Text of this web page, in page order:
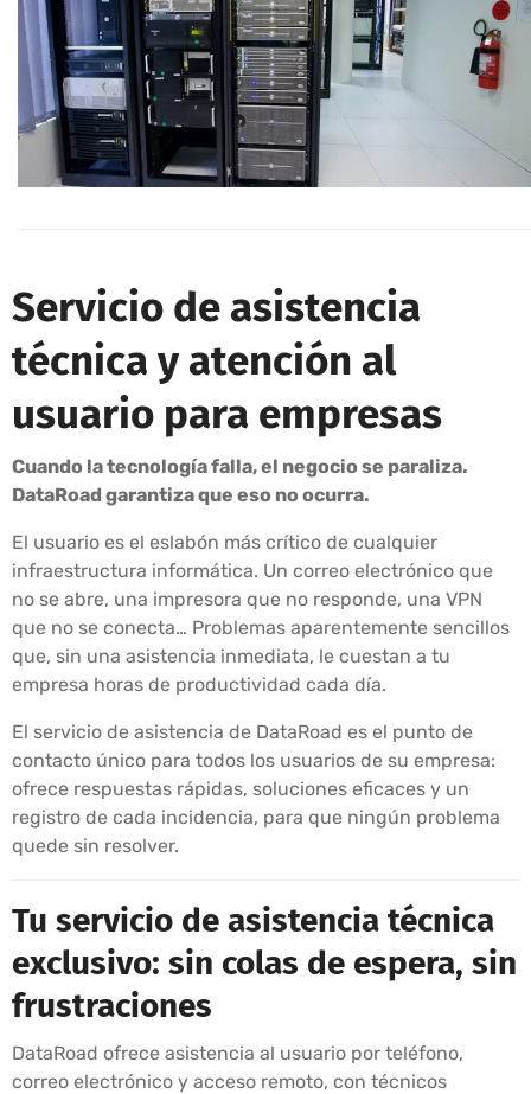
Servicio de asistencia
técnica y atención al
usuario para empresas
Cuando la tecnología falla, el negocio se paraliza.
DataRoad garantiza que eso no ocurra.
El usuario es el eslabón más crítico de cualquier
infraestructura informática. Un correo electrónico que
no se abre, una impresora que no responde, una VPN
que no se conecta… Problemas aparentemente sencillos
que, sin una asistencia inmediata, le cuestan a tu
empresa horas de productividad cada día.
El servicio de asistencia de DataRoad es el punto de
contacto único para todos los usuarios de su empresa:
ofrece respuestas rápidas, soluciones eficaces y un
registro de cada incidencia, para que ningún problema
quede sin resolver.
Tu servicio de asistencia técnica
exclusivo: sin colas de espera, sin
frustraciones
DataRoad ofrece asistencia al usuario por teléfono,
correo electrónico y acceso remoto, con técnicos